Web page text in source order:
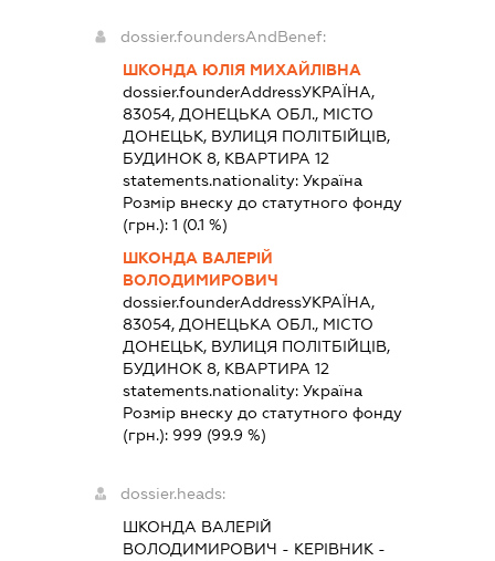
dossier.foundersAndBenef:
ШКОНДА ЮЛІЯ МИХАЙЛІВНА
dossier.founderAddressУКРАЇНА,
83054, ДОНЕЦЬКА ОБЛ., МІСТО
ДОНЕЦЬК, ВУЛИЦЯ ПОЛІТБІЙЦІВ,
БУДИНОК 8, КВАРТИРА 12
statements.nationality:Україна
Розмір внеску до статутного фонду
(грн.):1 (0.1 %)
ШКОНДА ВАЛЕРІЙ
ВОЛОДИМИРОВИЧ
dossier.founderAddressУКРАЇНА,
83054, ДОНЕЦЬКА ОБЛ., МІСТО
ДОНЕЦЬК, ВУЛИЦЯ ПОЛІТБІЙЦІВ,
БУДИНОК 8, КВАРТИРА 12
statements.nationality:Україна
Розмір внеску до статутного фонду
(грн.): 999 (99.9 %)
dossier.heads:
ШКОНДА ВАЛЕРІЙ
ВОЛОДИМИРОВИЧ - КЕРІВНИК -